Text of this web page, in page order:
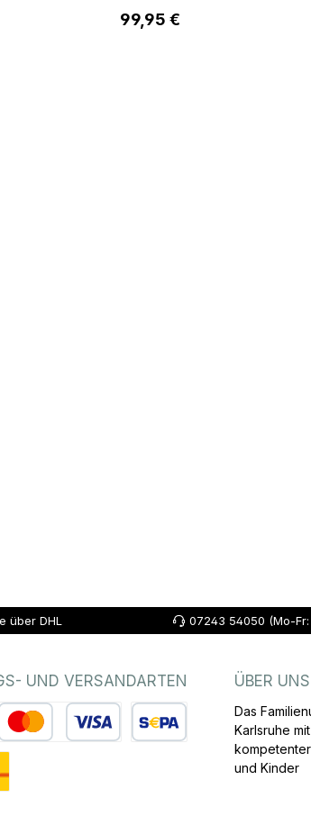
Regulärer Preis:
99,95 €
über DHL 07243 54050 (Mo-Fr:
UND VERSANDARTEN
oder Debitkarte
ÜBER UNS
Das
Karlsruhe
und Kinder